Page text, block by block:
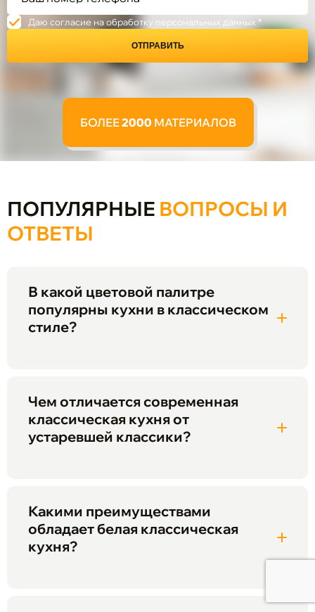
БОЛЕЕ2000 МАТЕРИАЛОВ
Даю согласие на обработку персональных данных *
ОТПРАВИТЬ
ПОПУЛЯРНЫЕ ВОПРОСЫ И
ОТВЕТЫ
В какой цветовой палитре
популярны кухни в классическом
стиле?
Чем отличается современная
классическая кухня от
устаревшей классики?
Какими преимуществами
обладает белая классическая
кухня?